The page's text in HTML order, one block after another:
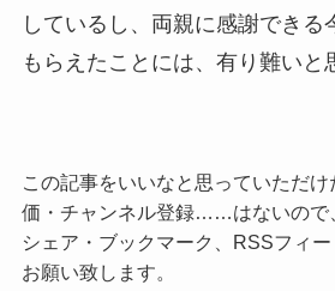
しているし、両親に感謝できる
もらえたことには、有り難いと
この記事をいいなと思っていただ
価・チャンネル登録……はないので
シェア・ブックマーク、RSSフィー
お願い致します。